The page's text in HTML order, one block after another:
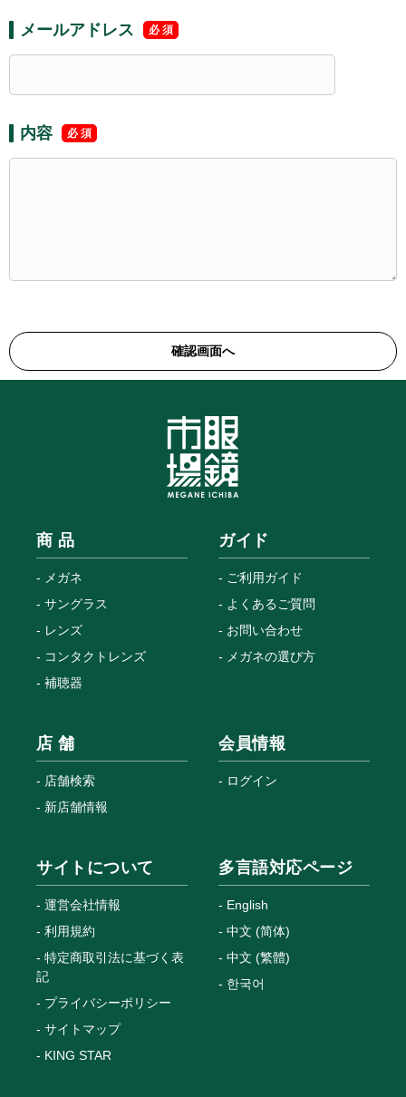
メールアドレス
内容
商 品
メガネ
サングラス
レンズ
コンタクトレンズ
補聴器
ガイド
ご利用ガイド
よくあるご質問
お問い合わせ
メガネの選び方
店 舗
店舗検索
新店舗情報
会員情報
ログイン
サイトについて
運営会社情報
利用規約
特定商取引法に基づく表
記
プライバシーポリシー
サイトマップ
KING STAR
多言語対応ページ
English
中文 (简体)
中文 (繁體)
한국어